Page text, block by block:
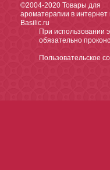
©2004-2020 Товары для
ароматерапии в интернет
Basilic.ru
При использовании
обязательно
Пользовательское